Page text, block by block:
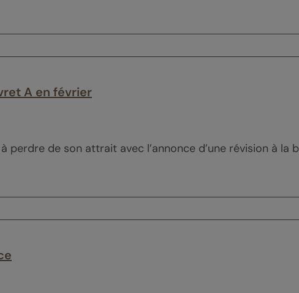
A en février
perdre de son attrait avec l’annonce d’une révision à la